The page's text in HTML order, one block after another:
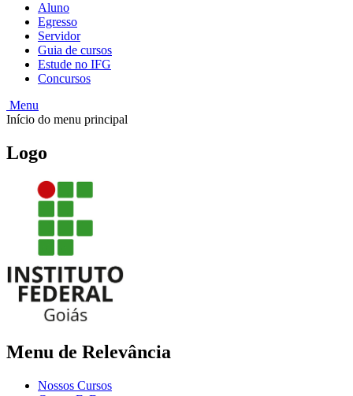
Aluno
Egresso
Servidor
Guia de cursos
Estude no IFG
Concursos
Menu
Início do menu principal
Logo
Menu de Relevância
Nossos Cursos